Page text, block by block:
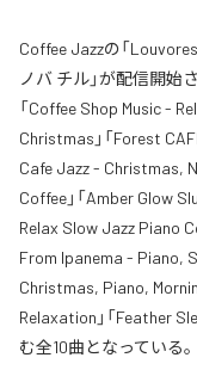
Coffee Jazzの「
ノバ チル」が配信開始
「Coffee Shop Music -
Christmas」「Forest
Cafe Jazz - Christmas,
Coffee」「Amber Glow
Relax Slow Jazz Piano
From Ipanema - Piano,
Christmas, Piano,
Relaxation」「Feather
む全10曲となっている。